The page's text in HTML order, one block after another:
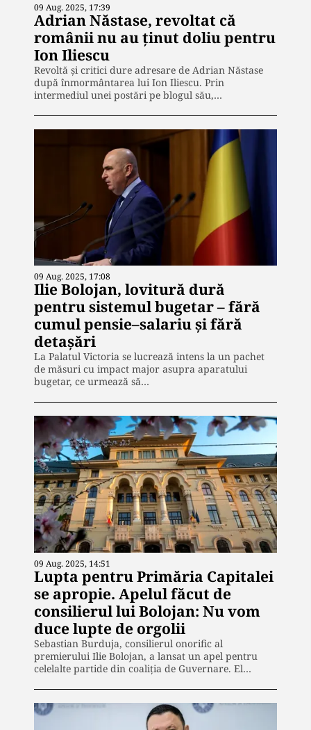
09 Aug. 2025, 17:39
Adrian Năstase, revoltat că
românii nu au ținut doliu pentru
Ion Iliescu
Revoltă și critici dure adresare de Adrian Năstase
după înmormântarea lui Ion Iliescu. Prin
intermediul unei postări pe blogul său,…
09 Aug. 2025, 17:08
Ilie Bolojan, lovitură dură
pentru sistemul bugetar – fără
cumul pensie–salariu și fără
detașări
La Palatul Victoria se lucrează intens la un pachet
de măsuri cu impact major asupra aparatului
bugetar, ce urmează să…
09 Aug. 2025, 14:51
Lupta pentru Primăria Capitalei
se apropie. Apelul făcut de
consilierul lui Bolojan: Nu vom
duce lupte de orgolii
Sebastian Burduja, consilierul onorific al
premierului Ilie Bolojan, a lansat un apel pentru
celelalte partide din coaliția de Guvernare. El…